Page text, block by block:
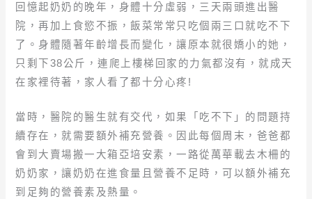
回憶起奶奶的晚年，身體十分虛弱，三天兩頭進出醫
院，再加上食慾不振，飯菜常常只吃個兩三口就吃不下
了。身體隨著年齡增長而變化，讓原本就很嬌小的她，
只剩下38公斤，連爬上樓梯回家的力氣都沒有，就成天
在家裡待著，家人看了都十分心疼!
當時，醫院的醫生就有交代，如果「吃不下」的問題持
續存在，就需要額外補充營養。因此每個周末，爸爸都
會到大賣場搬一大箱亞培安素，一路從萬華載去木柵的
奶奶家，讓奶奶在進食量且營養不足時，可以額外補充
到足夠的營養素及熱量。